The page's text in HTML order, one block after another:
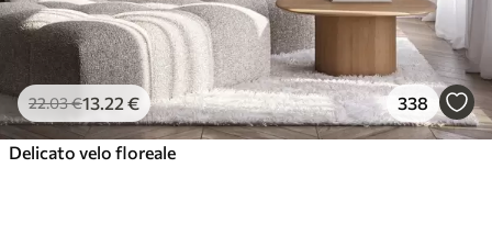
22.03€13 .22 € 338
Delicato velo floreale